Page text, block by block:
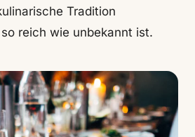
Tradition
reich wie unbekannt ist.